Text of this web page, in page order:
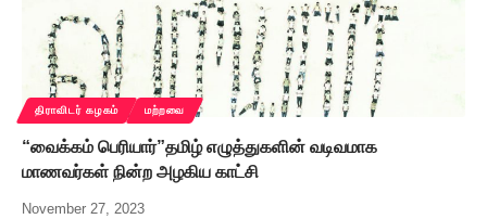
திராவிடர் கழகம் மற்றவை
“வைக்கம் பெரியார்”தமிழ் எழுத்துகளின் வடிவமாக
மாணவர்கள் நின்ற அழகிய காட்சி
November 27, 2023